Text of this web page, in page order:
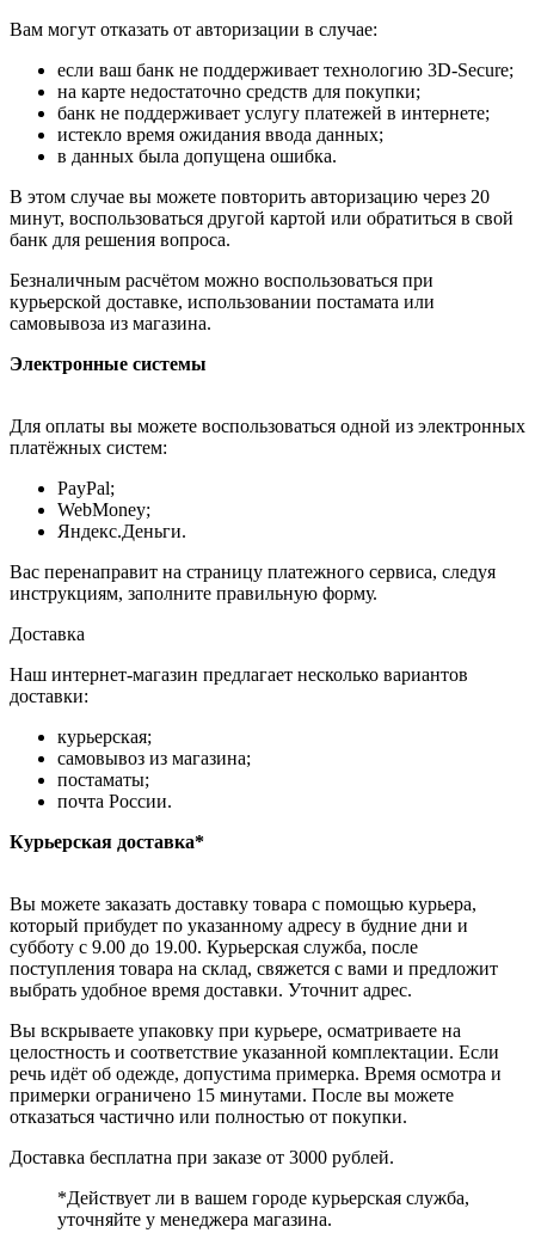
Вам могут отказать от авторизации в случае:
если ваш банк не поддерживает технологию 3D-Secure;
на карте недостаточно средств для покупки;
банк не поддерживает услугу платежей в интернете;
истекло время ожидания ввода данных;
в данных была допущена ошибка.
В этом случае вы можете повторить авторизацию через 20
минут, воспользоваться другой картой или обратиться в свой
банк для решения вопроса.
Безналичным расчётом можно воспользоваться при
курьерской доставке, использовании постамата или
самовывоза из магазина.
Электронные системы
Для оплаты вы можете воспользоваться одной из электронных
платёжных систем:
PayPal;
WebMoney;
Яндекс.Деньги.
Вас перенаправит на страницу платежного сервиса, следуя
инструкциям, заполните правильную форму.
Доставка
Наш интернет-магазин предлагает несколько вариантов
доставки:
курьерская;
самовывоз из магазина;
постаматы;
почта России.
Курьерская доставка*
Вы можете заказать доставку товара с помощью курьера,
который прибудет по указанному адресу в будние дни и
субботу с 9.00 до 19.00. Курьерская служба, после
поступления товара на склад, свяжется с вами и предложит
выбрать удобное время доставки. Уточнит адрес.
Вы вскрываете упаковку при курьере, осматриваете на
целостность и соответствие указанной комплектации. Если
речь идёт об одежде, допустима примерка. Время осмотра и
примерки ограничено 15 минутами. После вы можете
отказаться частично или полностью от покупки.
Доставка бесплатна при заказе от 3000 рублей.
*Действует ли в вашем городе курьерская служба,
уточняйте у менеджера магазина.